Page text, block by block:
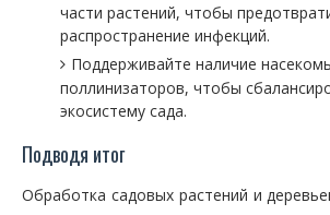
части растений, чтобы
распространение инфекций.
Поддерживайте наличие
поллинизаторов, чтобы
экосистему сада.
Подводя итог
Обработка садовых растений и